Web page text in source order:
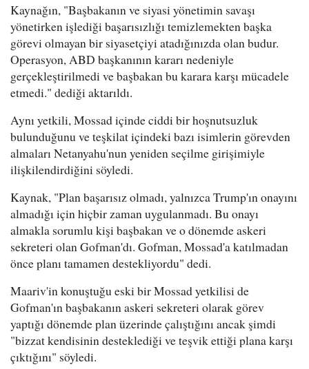
Kaynağın, "Başbakanın ve siyasi yönetimin savaşı
yönetirken işlediği başarısızlığı temizlemekten başka
görevi olmayan bir siyasetçiyi atadığınızda olan budur.
Operasyon, ABD başkanının kararı nedeniyle
gerçekleştirilmedi ve başbakan bu karara karşı mücadele
etmedi." dediği aktarıldı.
Aynı yetkili, Mossad içinde ciddi bir hoşnutsuzluk
bulunduğunu ve teşkilat içindeki bazı isimlerin görevden
almaları Netanyahu'nun yeniden seçilme girişimiyle
ilişkilendirdiğini söyledi.
Kaynak, "Plan başarısız olmadı, yalnızca Trump'ın onayını
almadığı için hiçbir zaman uygulanmadı. Bu onayı
almakla sorumlu kişi başbakan ve o dönemde askeri
sekreteri olan Gofman'dı. Gofman, Mossad'a katılmadan
önce planı tamamen destekliyordu" dedi.
Maariv'in konuştuğu eski bir Mossad yetkilisi de
Gofman'ın başbakanın askeri sekreteri olarak görev
yaptığı dönemde plan üzerinde çalıştığını ancak şimdi
"bizzat kendisinin desteklediği ve teşvik ettiği plana karşı
çıktığını" söyledi.